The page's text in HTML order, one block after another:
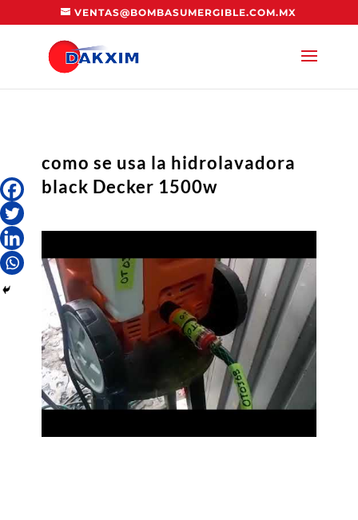
VENTAS@BOMBASUMERGIBLE.COM.MX
como se usa la hidrolavadora
black Decker 1500w